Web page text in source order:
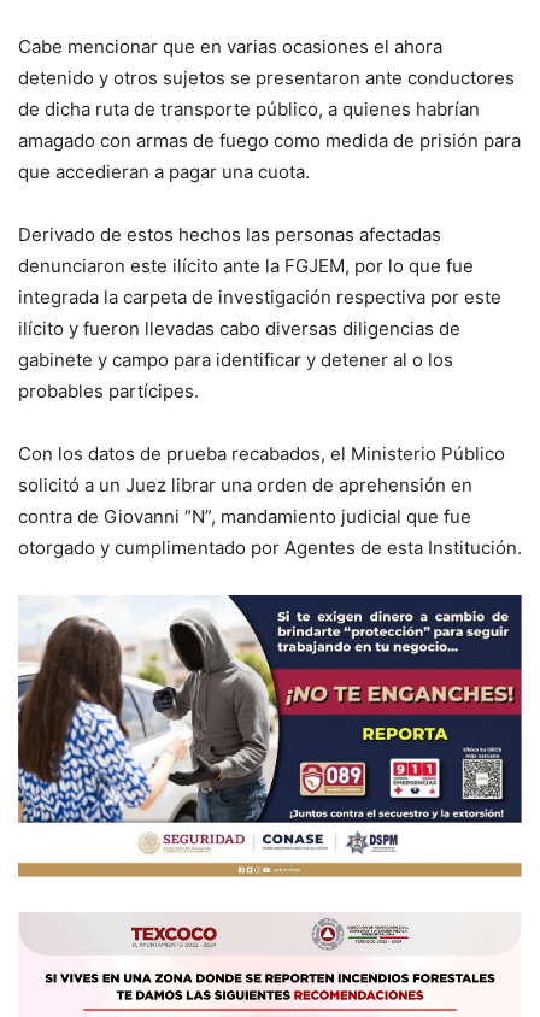
Cabe mencionar que en varias ocasiones el ahora
detenido y otros sujetos se presentaron ante conductores
de dicha ruta de transporte público, a quienes habrían
amagado con armas de fuego como medida de prisión para
que accedieran a pagar una cuota.
Derivado de estos hechos las personas afectadas
denunciaron este ilícito ante la FGJEM, por lo que fue
integrada la carpeta de investigación respectiva por este
ilícito y fueron llevadas cabo diversas diligencias de
gabinete y campo para identificar y detener al o los
probables partícipes.
Con los datos de prueba recabados, el Ministerio Público
solicitó a un Juez librar una orden de aprehensión en
contra de Giovanni “N”, mandamiento judicial que fue
otorgado y cumplimentado por Agentes de esta Institución.